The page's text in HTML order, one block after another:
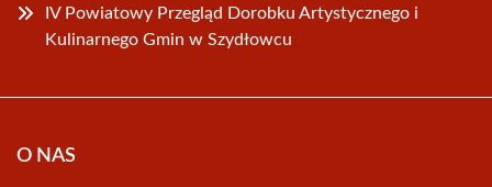
IV Powiatowy Przegląd Dorobku Artystycznego i
Kulinarnego Gmin w Szydłowcu
O NAS